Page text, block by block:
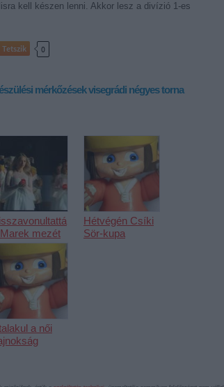
kell készen lenni. Akkor lesz a divízió 1-es
Tetszik 0
mérkőzésekvisegrádi négyes torna
mezét
Hétvégén Csíki
Sör-kupa
a női